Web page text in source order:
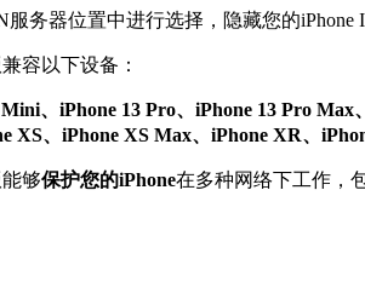
务器位置中进行选择，隐藏您的
容以下设备：
、iPhone 13 Pro、iPhone 13 Pro
XS、iPhone XS Max、iPhone XR、
够保护您的iPhone在多种网络下工作，